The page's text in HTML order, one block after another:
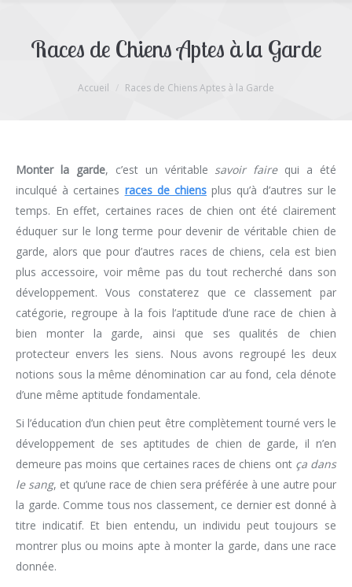
Races de Chiens Aptes à la Garde
Vous êtes ici :Accueil Races de Chiens Aptes à la Garde
Monter la garde, c’est un véritable savoir faire qui a été
inculqué à certaines races de chiens plus qu’à d’autres sur le
temps. En effet, certaines races de chien ont été clairement
éduquer sur le long terme pour devenir de véritable chien de
garde, alors que pour d’autres races de chiens, cela est bien
plus accessoire, voir même pas du tout recherché dans son
développement. Vous constaterez que ce classement par
catégorie, regroupe à la fois l’aptitude d’une race de chien à
bien monter la garde, ainsi que ses qualités de chien
protecteur envers les siens. Nous avons regroupé les deux
notions sous la même dénomination car au fond, cela dénote
d’une même aptitude fondamentale.
Si l’éducation d’un chien peut être complètement tourné vers le
développement de ses aptitudes de chien de garde, il n’en
demeure pas moins que certaines races de chiens ont ça dans
le sang, et qu’une race de chien sera préférée à une autre pour
la garde. Comme tous nos classement, ce dernier est donné à
titre indicatif. Et bien entendu, un individu peut toujours se
montrer plus ou moins apte à monter la garde, dans une race
donnée.